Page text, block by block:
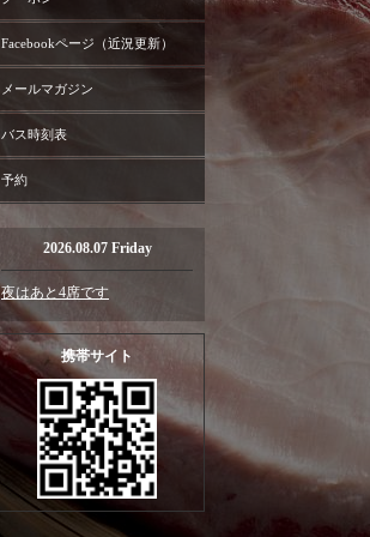
Facebookページ（近況更新）
メールマガジン
バス時刻表
予約
2026.08.07 Friday
夜はあと4席です
携帯サイト